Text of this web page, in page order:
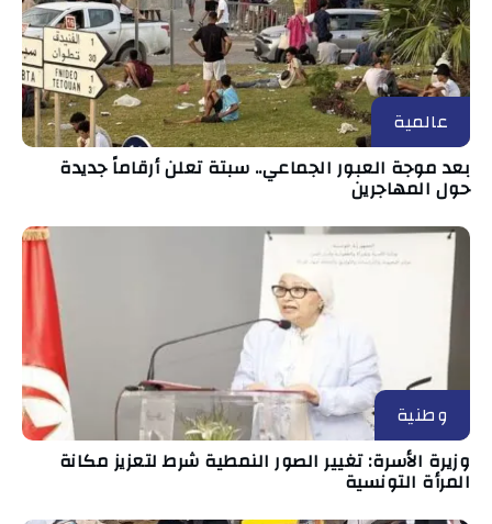
عالمية
بعد موجة العبور الجماعي.. سبتة تعلن أرقاماً جديدة
حول المهاجرين
وطنية
وزيرة الأسرة: تغيير الصور النمطية شرط لتعزيز مكانة
المرأة التونسية